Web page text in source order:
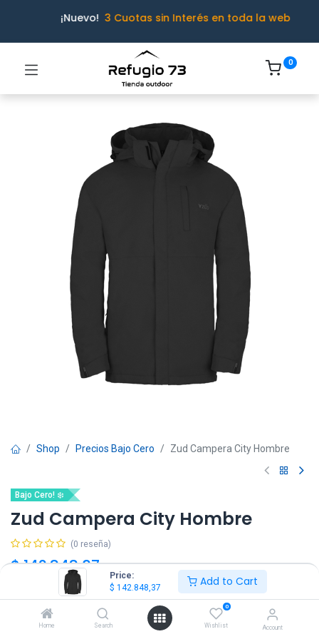
Price:
$ 142.848,37 Add to Cart
Home Search
0
Wishlist Account
¡Nuevo! 3 Cuotas sin Interés en toda la web
0
Shop Precios Bajo Cero Zud Campera City Hombre
Bajo Cero! ❄️
Zud Campera City Hombre
(0 reseña)
$142.848,37 $168.056,90 IVA Incluido
M L XXL